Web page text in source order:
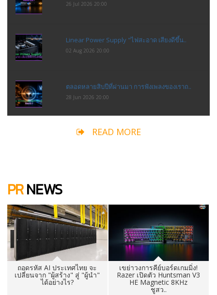
26 Jul 2026 20:00
Linear Power Supply "ไฟสะอาด เสียงดีขึ้น..
02 Aug 2026 20:00
ตลอดหลายสิบปีที่ผ่านมา การฟังเพลงของเราถ..
28 Jun 2026 20:00
READ MORE
PRNEWS
เขย่าวงการคีย์บอร์ดเกมมิ่ง!
Razer เปิดตัว Huntsman V3
HE Magnetic 8KHz
เอ็มจี มอบสิทธิพิเศษสุดเอ็กซ์คลู
ซีฟสำหรับลูกค้า MG IM
จับมือ REFILL COFFEE แ..